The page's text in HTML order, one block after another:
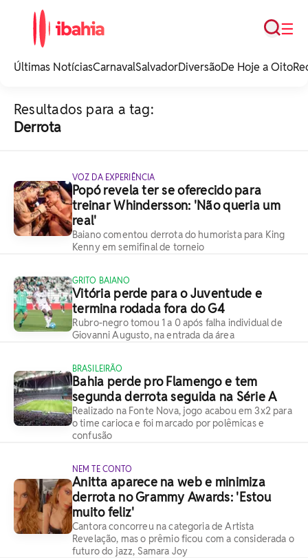
noticias e
☰
Busca
Últimas NotíciasCarnavalSalvadorDiversãoDe Hoje a Oito
Resultados para a tag:
Derrota
VOZ DA EXPERIÊNCIA
Popó revela ter se oferecido para
treinar Whindersson: 'Não queria um
real'
Baiano comentou derrota do humorista para King
Kenny em semifinal de torneio
GRITO BAIANO
Vitória perde para o Juventude e
termina rodada fora do G4
Rubro-negro tomou 1 a 0 após falha individual de
Giovanni Augusto, na entrada da área
BRASILEIRÃO
Bahia perde pro Flamengo e tem
segunda derrota seguida na Série A
Realizado na Fonte Nova, jogo acabou em 3x2 para
o time carioca e foi marcado por polêmicas e
confusão
NEM TE CONTO
Anitta aparece na web e minimiza
derrota no Grammy Awards: 'Estou
muito feliz'
Cantora concorreu na categoria de Artista
Revelação, mas o prêmio ficou com a considerada o
futuro do jazz, Samara Joy